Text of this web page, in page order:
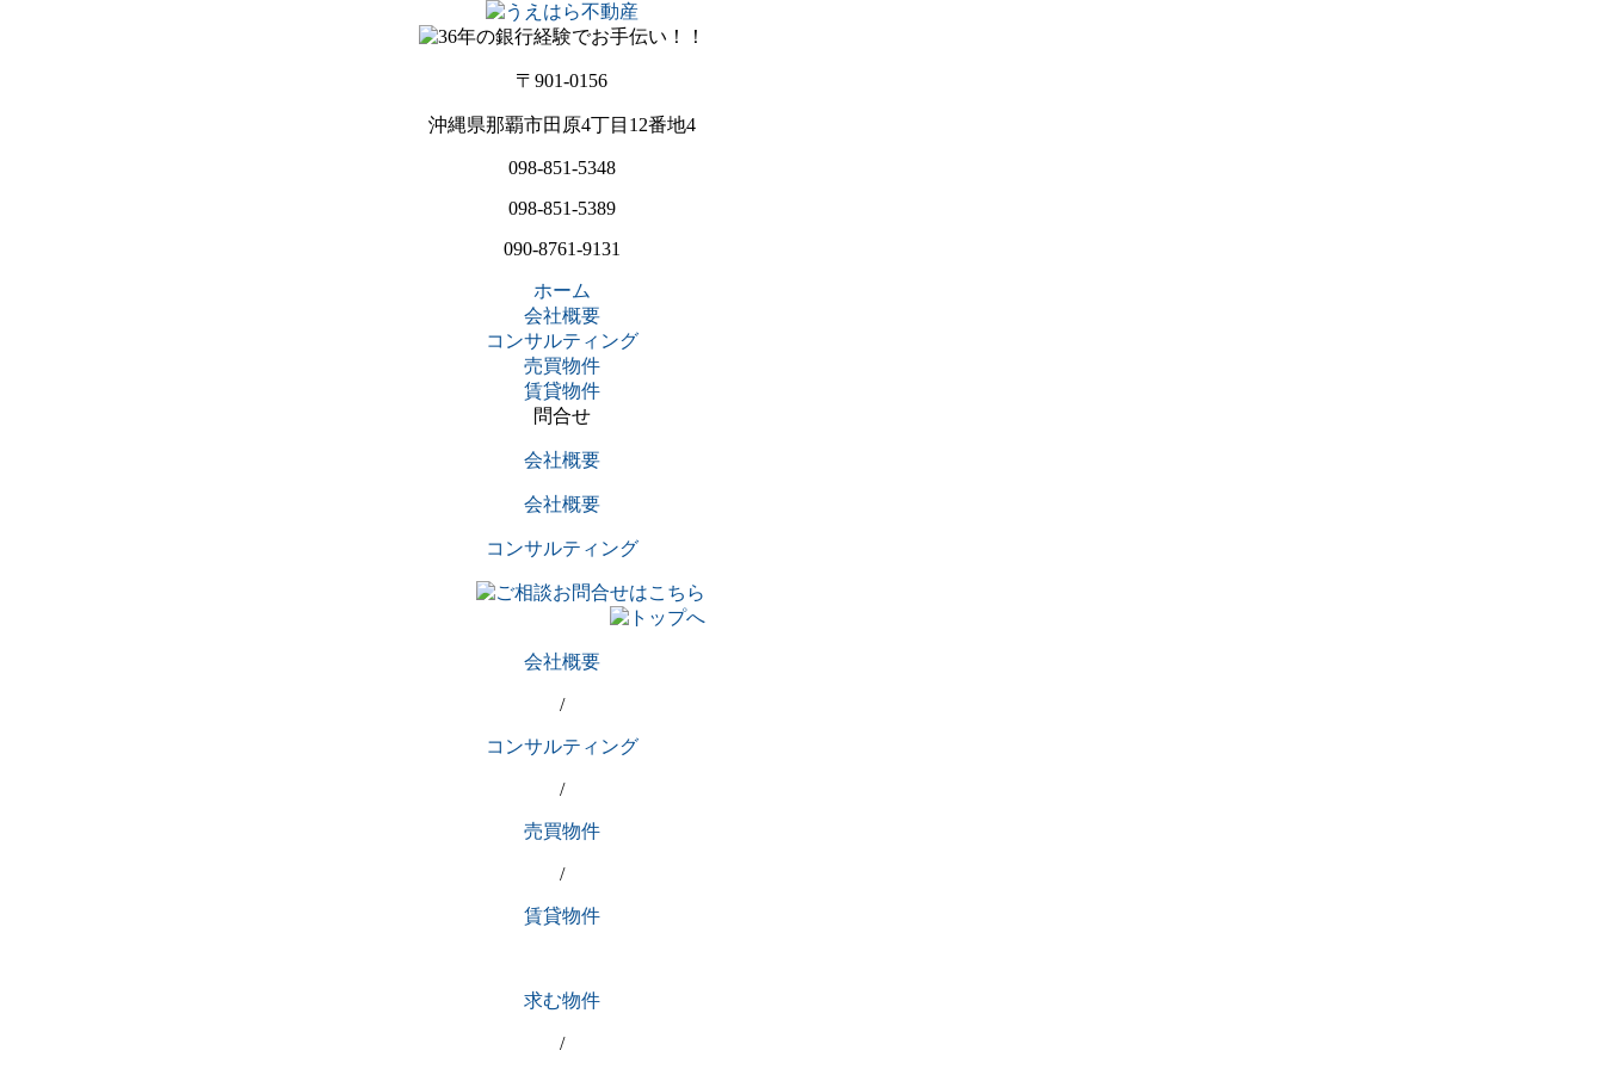
〒901-0156
沖縄県那覇市田原4丁目12番地4
098-851-5348
098-851-5389
090-8761-9131
ホーム
会社概要
コンサルティング
売買物件
賃貸物件
問合せ
会社概要
会社概要
コンサルティング
会社概要
/
コンサルティング
/
売買物件
/
賃貸物件
求む物件
/